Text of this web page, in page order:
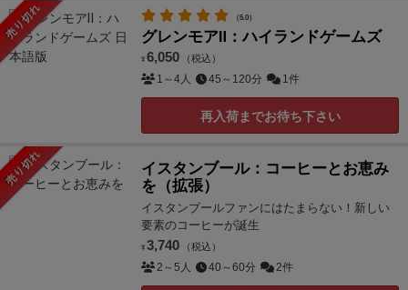
売り切れ （5.0）
グレンモアⅡ：ハイランドゲームズ
¥ 6,050 （税込）
1～4人 45～120分 1件
再入荷までお待ち下さい
売り切れ
イスタンブール：コーヒーとお恵み
を（拡張）
イスタンブールファンにはたまらない！新しい
要素のコーヒーが誕生
¥ 3,740 （税込）
2～5人 40～60分 2件